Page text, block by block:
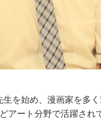
を始め、漫画家を多
アート分野で活躍され